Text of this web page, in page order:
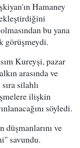
Hamaney
bu yana
görüşmeydi.
Kureyşi, pazar
arasında ve
silahlı
ilişkin
söyledi.
ve
savundu.